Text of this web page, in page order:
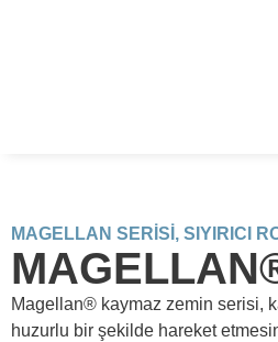
MAGELLAN SERİSİ, SIYIRICI
Magellan® kaymaz zemin serisi,
huzurlu bir şekilde hareket